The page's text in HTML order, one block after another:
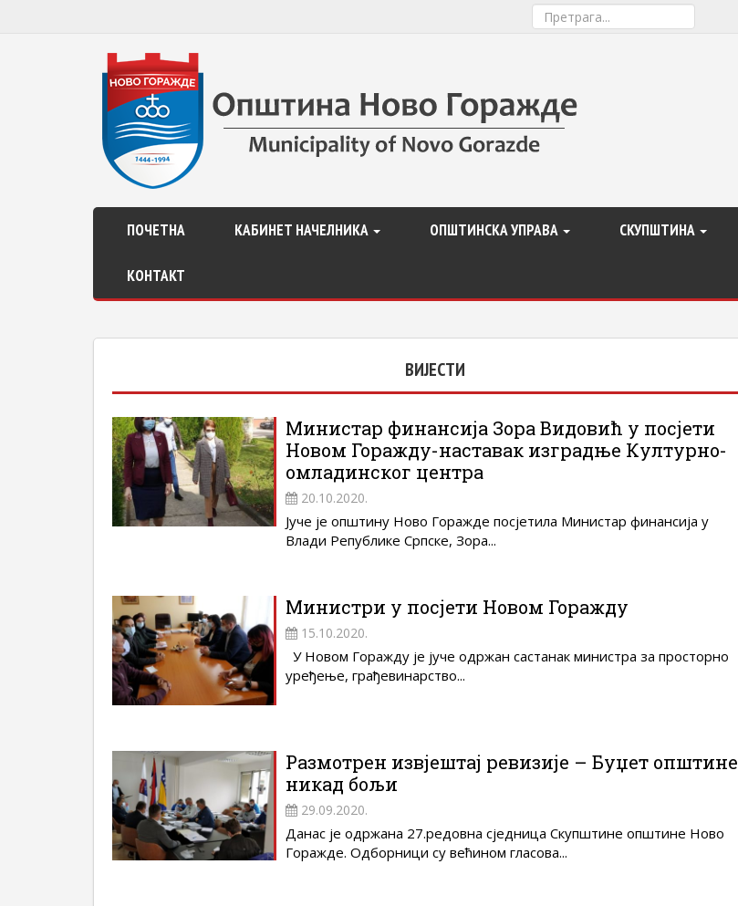
ПОЧЕТНА КАБИНЕТ НАЧЕЛНИКА ОПШТИНСКА УПРАВА СКУПШТИНА
КОНТАКТ
ВИЈЕСТИ
Министар финансија Зора Видовић у посјети
Новом Горажду-наставак изградње Културно-
омладинског центра
20.10.2020.
Јуче је општину Ново Горажде посјетила Министар финансија у
Влади Републике Српске, Зора...
Министри у посјети Новом Горажду
15.10.2020.
У Новом Горажду је јуче одржан састанак министра за просторно
уређење, грађевинарство...
Размотрен извјештај ревизије – Буџет општине
никад бољи
29.09.2020.
Данас је одржана 27.редовна сједница Скупштине општине Ново
Горажде. Одборници су већином гласова...